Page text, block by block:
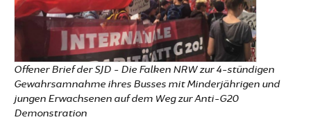
Offener Brief der SJD - Die Falken NRW zur 4-stündigen
Gewahrsamnahme ihres Busses mit Minderjährigen und
jungen Erwachsenen auf dem Weg zur Anti-G20
Demonstration